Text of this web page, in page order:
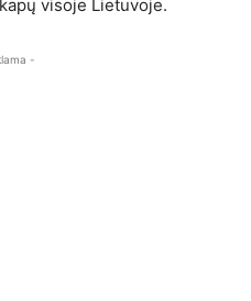
visoje Lietuvoje.
-